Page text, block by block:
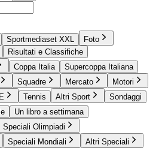
Sportmediaset XXL
Foto
Risultati e Classifiche
Coppa Italia
Supercoppa Italiana
Squadre Mercato
Motori
Tennis Altri Sport
Sondaggi
Un libro a settimana
Speciali Olimpiadi
Speciali Mondiali Altri Speciali